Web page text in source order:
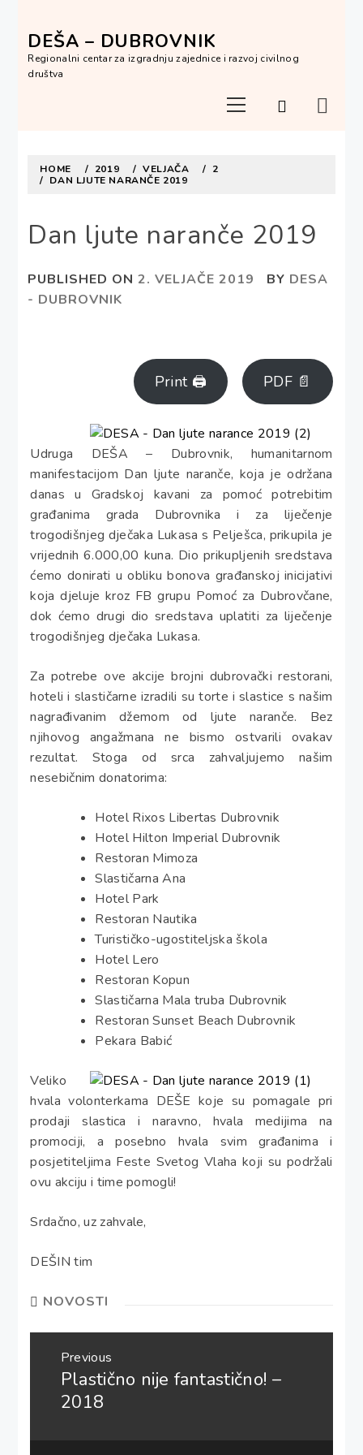
content
DEŠA – DUBROVNIK
Regionalni centar za izgradnju zajednice i razvoj civilnog
društva
Menu
HOME 2019 VELJAČA
2
DAN LJUTE NARANČE 2019
Dan ljute naranče 2019
PUBLISHED ON2. VELJAČE 2019 BY DESA
- DUBROVNIK
Print 🖨 PDF 📄
Udruga DEŠA – Dubrovnik, humanitarnom
manifestacijom Dan ljute naranče, koja je održana
danas u Gradskoj kavani za pomoć potrebitim
građanima grada Dubrovnika i za liječenje
trogodišnjeg dječaka Lukasa s Pelješca, prikupila je
vrijednih 6.000,00 kuna. Dio prikupljenih sredstava
ćemo donirati u obliku bonova građanskoj inicijativi
koja djeluje kroz FB grupu Pomoć za Dubrovčane,
dok ćemo drugi dio sredstava uplatiti za liječenje
trogodišnjeg dječaka Lukasa.
Za potrebe ove akcije brojni dubrovački restorani,
hoteli i slastičarne izradili su torte i slastice s našim
nagrađivanim džemom od ljute naranče. Bez
njihovog angažmana ne bismo ostvarili ovakav
rezultat. Stoga od srca zahvaljujemo našim
nesebičnim donatorima:
Hotel Rixos Libertas Dubrovnik
Hotel Hilton Imperial Dubrovnik
Restoran Mimoza
Slastičarna Ana
Hotel Park
Restoran Nautika
Turističko-ugostiteljska škola
Hotel Lero
Restoran Kopun
Slastičarna Mala truba Dubrovnik
Restoran Sunset Beach Dubrovnik
Pekara Babić
Veliko
hvala volonterkama DEŠE koje su pomagale pri
prodaji slastica i naravno, hvala medijima na
promociji, a posebno hvala svim građanima i
posjetiteljima Feste Svetog Vlaha koji su podržali
ovu akciju i time pomogli!
Srdačno, uz zahvale,
DEŠIN tim
NOVOSTI
objava
Previous
Previous
post:
Plastično nije fantastično! –
2018